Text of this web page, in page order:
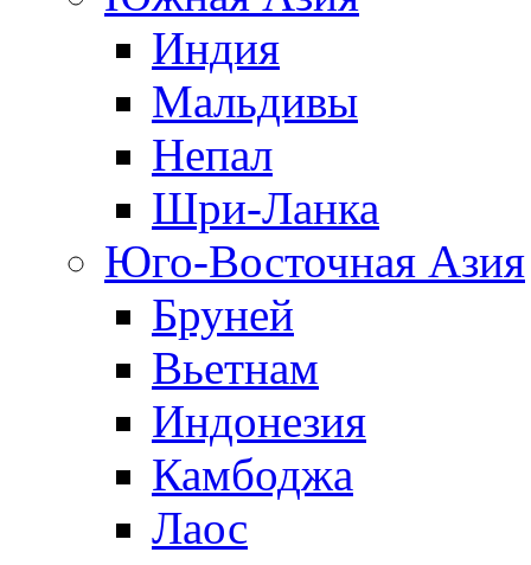
Индия
Мальдивы
Непал
Шри-Ланка
Юго-Восточная Азия
Бруней
Вьетнам
Индонезия
Камбоджа
Лаос